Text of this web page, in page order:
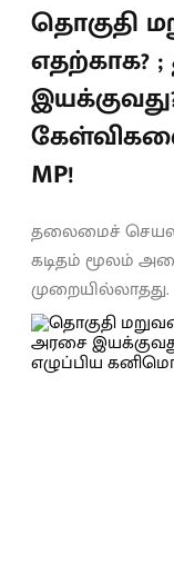
தொகுதி
MP!
தலைமைச்
கடிதம் மூலம்
முறையில்லாதது.